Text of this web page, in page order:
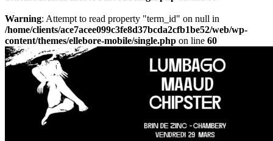
Warning: Attempt to read property "term_id" on null in
/home/clients/ace7acee099c3fe8d37bcda2cfb1be52/web/wp-
content/themes/ellebore-mobile/single.php on line 60